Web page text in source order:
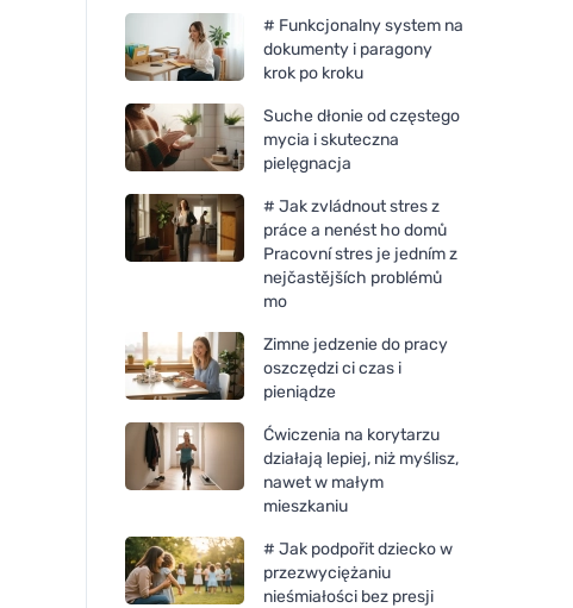
# Funkcjonalny system na
dokumenty i paragony
krok po kroku
Suche dłonie od częstego
mycia i skuteczna
pielęgnacja
# Jak zvládnout stres z
práce a nenést ho domů
Pracovní stres je jedním z
nejčastějších problémů
mo
Zimne jedzenie do pracy
oszczędzi ci czas i
pieniądze
Ćwiczenia na korytarzu
działają lepiej, niż myślisz,
nawet w małym
mieszkaniu
# Jak podpořit dziecko w
przezwyciężaniu
nieśmiałości bez presji